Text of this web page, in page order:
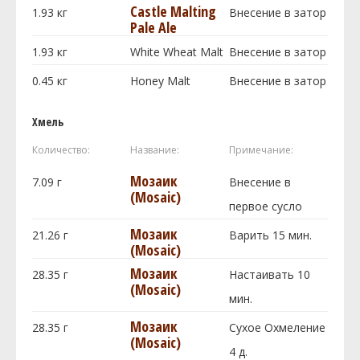
1.93 кг
Castle Malting
Pale Ale
Внесение в затор
1.93 кг White Wheat Malt Внесение в затор
0.45 кг Honey Malt Внесение в затор
Хмель
Количество: Название: Примечание:
7.09 г
Мозаик
(Mosaic)
Внесение в
первое сусло
21.26 г
Мозаик
(Mosaic)
Варить 15 мин.
28.35 г
Мозаик
(Mosaic)
Настаивать 10
мин.
28.35 г
Мозаик
(Mosaic)
Сухое Охмеление
4 д.